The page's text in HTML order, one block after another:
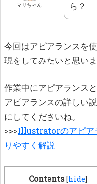
マリちゃん
ら？
今回はアピアランスを
現をしてみたいと思いま
作業中にアピアランス
アピアランスの詳しい
にしてくださいね。
>>>Illustratorのアピア
りやすく解説
Contents [hide]